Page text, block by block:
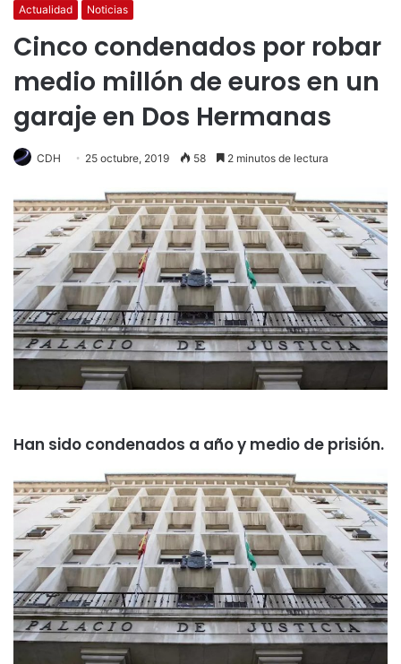
Actualidad Noticias
Cinco condenados por robar
medio millón de euros en un
garaje en Dos Hermanas
CDH 25 octubre, 2019 58 2 minutos de lectura
Han sido condenados a año y medio de prisión.